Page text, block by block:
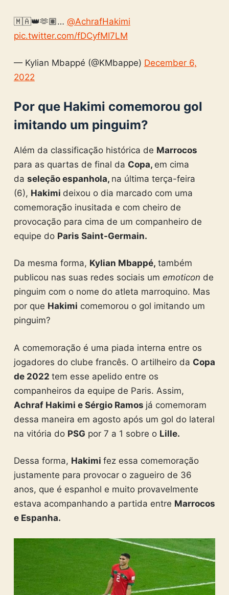
🇲🇦👑🫶🏽… @AchrafHakimi
pic.twitter.com/fDCyfMI7LM
— Kylian Mbappé (@KMbappe) December 6,
2022
Por que Hakimi comemorou gol
imitando um pinguim?
Além da classificação histórica de Marrocos
para as quartas de final da Copa, em cima
da seleção espanhola, na última terça-feira
(6), Hakimi deixou o dia marcado com uma
comemoração inusitada e com cheiro de
provocação para cima de um companheiro de
equipe do Paris Saint-Germain.
Da mesma forma, Kylian Mbappé, também
publicou nas suas redes sociais um emoticon de
pinguim com o nome do atleta marroquino. Mas
por que Hakimi comemorou o gol imitando um
pinguim?
A comemoração é uma piada interna entre os
jogadores do clube francês. O artilheiro da Copa
de 2022 tem esse apelido entre os
companheiros da equipe de Paris. Assim,
Achraf Hakimi e Sérgio Ramos já comemoram
dessa maneira em agosto após um gol do lateral
na vitória do PSG por 7 a 1 sobre o Lille.
Dessa forma, Hakimi fez essa comemoração
justamente para provocar o zagueiro de 36
anos, que é espanhol e muito provavelmente
estava acompanhando a partida entre Marrocos
e Espanha.